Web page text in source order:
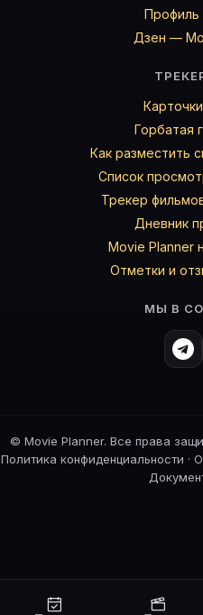
Профиль
Дзен —
Горбатая
Как разместить
Список
Трекер
Дневник
Movie Planner
Отметки и
МЫ В
© Movie Planner. Все права
Политика конфиденциальности ·